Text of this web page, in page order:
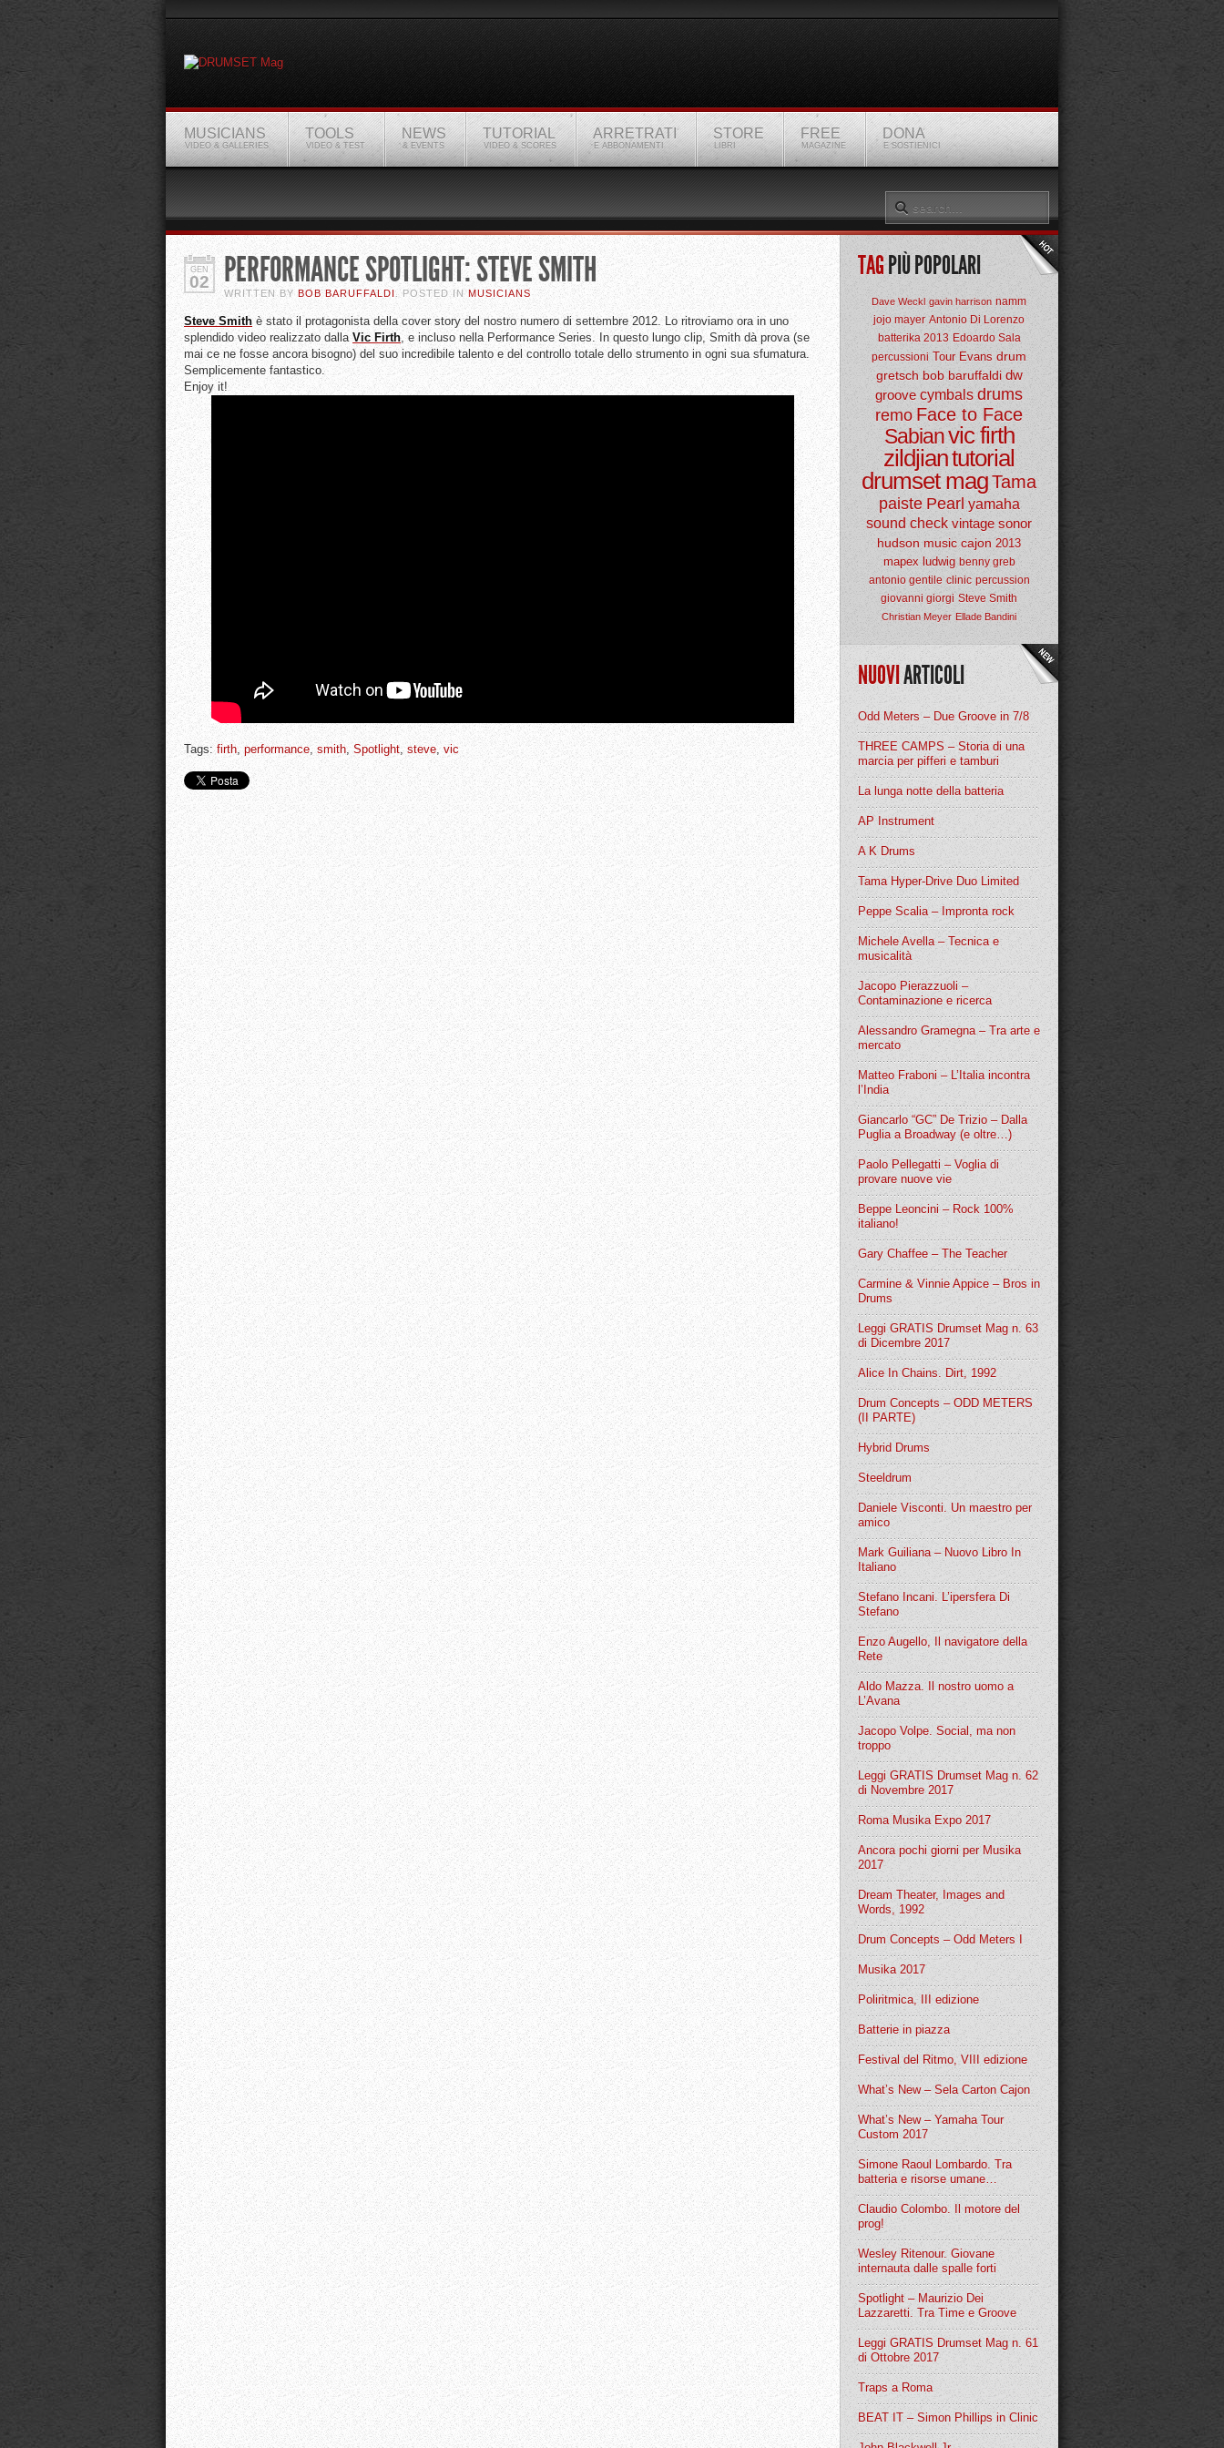
MUSICIANS
VIDEO & GALLERIES
TOOLS
VIDEO & TEST
NEWS
& EVENTS
TUTORIAL
VIDEO & SCORES
ARRETRATI
E ABBONAMENTI
STORE
LIBRI
FREE
MAGAZINE
DONA
E SOSTIENICI
GEN
02 PERFORMANCE SPOTLIGHT: STEVE SMITH
WRITTEN BY BOB BARUFFALDI. POSTED INMUSICIANS
Steve Smith è stato il protagonista della cover story del nostro numero di settembre 2012. Lo ritroviamo ora in uno
splendido video realizzato dallaVic Firth, e incluso nella Performance Series. In questo lungo clip, Smith dà prova (se
mai ce ne fosse ancora bisogno) del suo incredibile talento e del controllo totale dello strumento in ogni sua sfumatura.
Semplicemente fantastico.
Enjoy it!
Tags:firth, performance, smith, Spotlight, steve, vic
TAGPIÙ POPOLARI
Dave Weckl gavin harrison namm
jojo mayer Antonio Di Lorenzo
batterika 2013 Edoardo Sala
percussioni Tour Evans drum
gretsch bob baruffaldi dw
groove cymbals drums
remo Face to Face
Sabianvic firth
zildjiantutorial
drumset magTama
paiste Pearl yamaha
sound check vintage sonor
hudson music cajon 2013
mapex ludwig benny greb
antonio gentile clinic percussion
giovanni giorgi Steve Smith
Christian Meyer Ellade Bandini
NUOVIARTICOLI
Odd Meters – Due Groove in 7/8
THREE CAMPS – Storia di una
marcia per pifferi e tamburi
La lunga notte della batteria
AP Instrument
A K Drums
Tama Hyper-Drive Duo Limited
Peppe Scalia – Impronta rock
Michele Avella – Tecnica e
musicalità
Jacopo Pierazzuoli –
Contaminazione e ricerca
Alessandro Gramegna – Tra arte e
mercato
Matteo Fraboni – L’Italia incontra
l’India
Giancarlo “GC” De Trizio – Dalla
Puglia a Broadway (e oltre…)
Paolo Pellegatti – Voglia di
provare nuove vie
Beppe Leoncini – Rock 100%
italiano!
Gary Chaffee – The Teacher
Carmine & Vinnie Appice – Bros in
Drums
Leggi GRATIS Drumset Mag n. 63
di Dicembre 2017
Alice In Chains. Dirt, 1992
Drum Concepts – ODD METERS
(II PARTE)
Hybrid Drums
Steeldrum
Daniele Visconti. Un maestro per
amico
Mark Guiliana – Nuovo Libro In
Italiano
Stefano Incani. L’ipersfera Di
Stefano
Enzo Augello, Il navigatore della
Rete
Aldo Mazza. Il nostro uomo a
L’Avana
Jacopo Volpe. Social, ma non
troppo
Leggi GRATIS Drumset Mag n. 62
di Novembre 2017
Roma Musika Expo 2017
Ancora pochi giorni per Musika
2017
Dream Theater, Images and
Words, 1992
Drum Concepts – Odd Meters I
Musika 2017
Poliritmica, III edizione
Batterie in piazza
Festival del Ritmo, VIII edizione
What’s New – Sela Carton Cajon
What’s New – Yamaha Tour
Custom 2017
Simone Raoul Lombardo. Tra
batteria e risorse umane…
Claudio Colombo. Il motore del
prog!
Wesley Ritenour. Giovane
internauta dalle spalle forti
Spotlight – Maurizio Dei
Lazzaretti. Tra Time e Groove
Leggi GRATIS Drumset Mag n. 61
di Ottobre 2017
Traps a Roma
BEAT IT – Simon Phillips in Clinic